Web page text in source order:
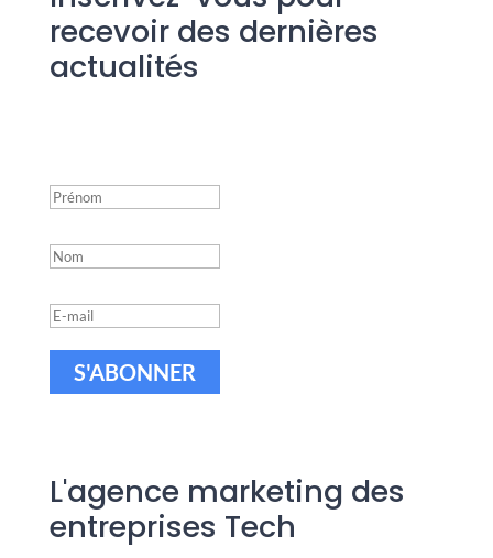
recevoir des dernières
actualités
S'ABONNER
L'agence marketing des
entreprises Tech